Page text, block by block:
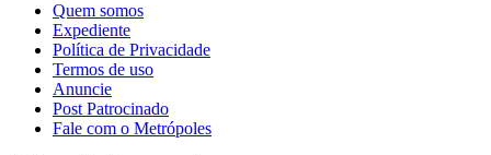
Quem somos
Expediente
Política de Privacidade
Termos de uso
Anuncie
Post Patrocinado
Fale com o Metrópoles